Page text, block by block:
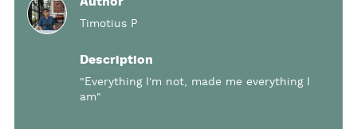
Timotius P
Description
"Everything I'm not, made me everything I
am"